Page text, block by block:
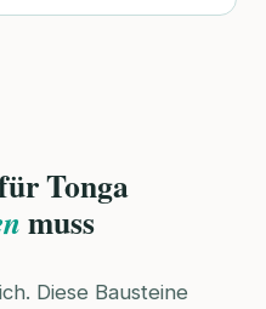
Tonga
muss
Diese Bausteine